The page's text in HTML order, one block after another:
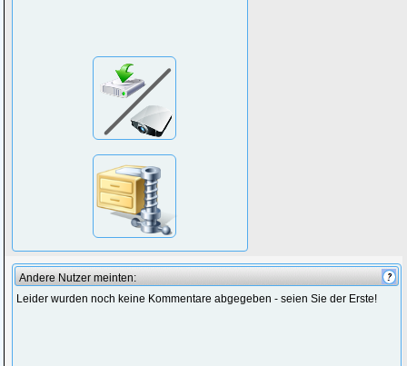
Andere Nutzer meinten:
Leider wurden noch keine Kommentare abgegeben - seien Sie der Erste!